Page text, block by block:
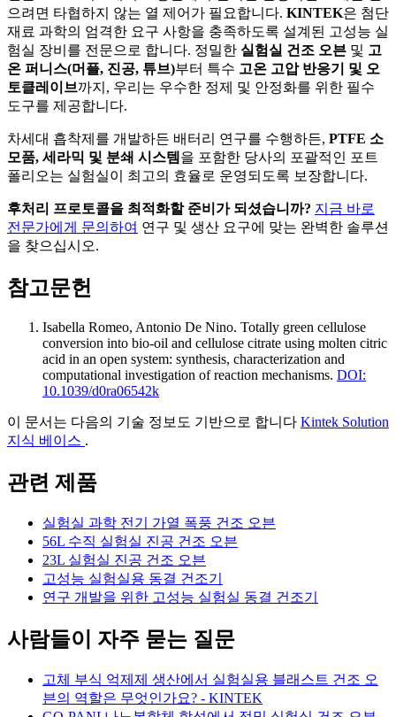
으려면 타협하지 않는 열 제어가 필요합니다. KINTEK은 첨단
재료 과학의 엄격한 요구 사항을 충족하도록 설계된 고성능 실
험실 장비를 전문으로 합니다. 정밀한 실험실 건조 오븐 및 고
온 퍼니스(머플, 진공, 튜브)부터 특수 고온 고압 반응기 및 오
토클레이브까지, 우리는 우수한 정제 및 안정화를 위한 필수
도구를 제공합니다.
차세대 흡착제를 개발하든 배터리 연구를 수행하든, PTFE 소
모품, 세라믹 및 분쇄 시스템 을 포함한 당사의 포괄적인 포트
폴리오는 실험실이 최고의 효율로 운영되도록 보장합니다.
후처리 프로토콜을 최적화할 준비가 되셨습니까? 지금 바로
전문가에게 문의하여 연구 및 생산 요구에 맞는 완벽한 솔루션
을 찾으십시오.
참고문헌
Isabella Romeo, Antonio De Nino. Totally green cellulose
conversion into bio-oil and cellulose citrate using molten citric
acid in an open system: synthesis, characterization and
computational investigation of reaction mechanisms. DOI:
10.1039/d0ra06542k
이 문서는 다음의 기술 정보도 기반으로 합니다 Kintek Solution
지식 베이스 .
관련 제품
실험실 과학 전기 가열 폭풍 건조 오븐
56L 수직 실험실 진공 건조 오븐
23L 실험실 진공 건조 오븐
고성능 실험실용 동결 건조기
연구 개발을 위한 고성능 실험실 동결 건조기
사람들이 자주 묻는 질문
고체 부식 억제제 생산에서 실험실용 블래스트 건조 오
븐의 역할은 무엇인가요? - KINTEK